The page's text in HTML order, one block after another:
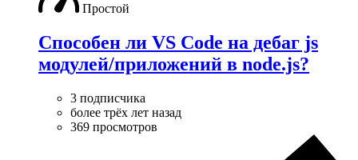
Простой
Способен ли VS Code на дебаг js
модулей/приложений в node.js?
3 подписчика
более трёх лет назад
369 просмотров